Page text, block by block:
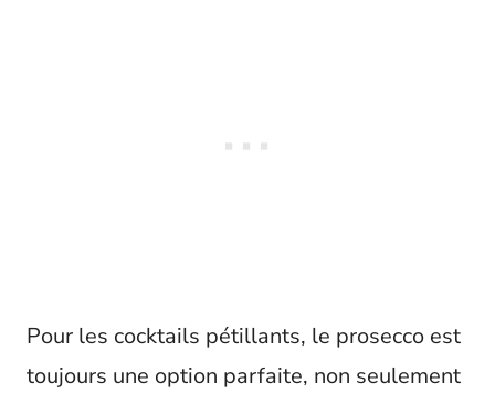
Pour les cocktails pétillants, le prosecco est
toujours une option parfaite, non seulement